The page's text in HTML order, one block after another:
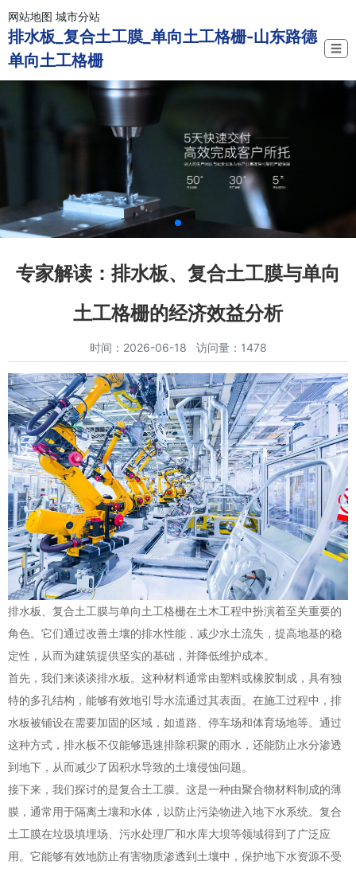
网站地图 城市分站
排水板_复合土工膜_单向土工格栅-山东路德
单向土工格栅
☰
专家解读：排水板、复合土工膜与单向
土工格栅的经济效益分析
时间：2026-06-18 访问量：1478
排水板、复合土工膜与单向土工格栅在土木工程中扮演着至关重要的
角色。它们通过改善土壤的排水性能，减少水土流失，提高地基的稳
定性，从而为建筑提供坚实的基础，并降低维护成本。
首先，我们来谈谈排水板。这种材料通常由塑料或橡胶制成，具有独
特的多孔结构，能够有效地引导水流通过其表面。在施工过程中，排
水板被铺设在需要加固的区域，如道路、停车场和体育场地等。通过
这种方式，排水板不仅能够迅速排除积聚的雨水，还能防止水分渗透
到地下，从而减少了因积水导致的土壤侵蚀问题。
接下来，我们探讨的是复合土工膜。这是一种由聚合物材料制成的薄
膜，通常用于隔离土壤和水体，以防止污染物进入地下水系统。复合
土工膜在垃圾填埋场、污水处理厂和水库大坝等领域得到了广泛应
用。它能够有效地防止有害物质渗透到土壤中，保护地下水资源不受